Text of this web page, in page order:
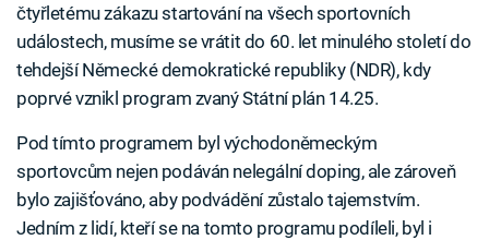
čtyřletému zákazu startování na všech sportovních
událostech, musíme se vrátit do 60. let minulého století do
tehdejší Německé demokratické republiky (NDR), kdy
poprvé vznikl program zvaný Státní plán 14.25.
Pod tímto programem byl východoněmeckým
sportovcům nejen podáván nelegální doping, ale zároveň
bylo zajišťováno, aby podvádění zůstalo tajemstvím.
Jedním z lidí, kteří se na tomto programu podíleli, byl i